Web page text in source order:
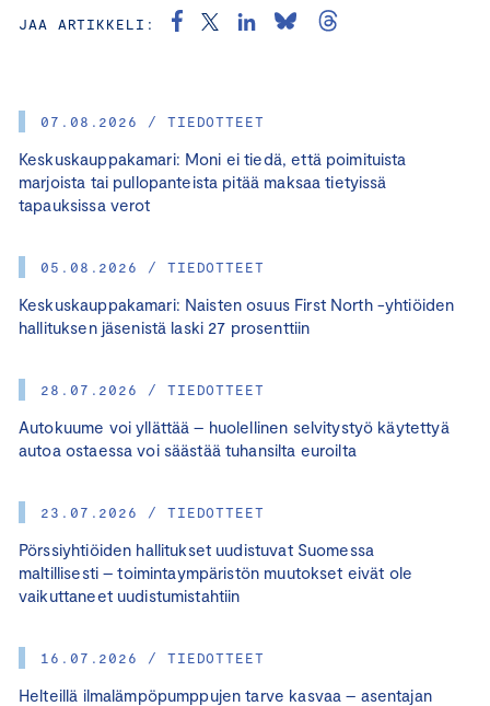
07.08.2026 / TIEDOTTEET
Keskuskauppakamari: Moni ei tiedä, että poimituista
marjoista tai pullopanteista pitää maksaa tietyissä
tapauksissa verot
05.08.2026 / TIEDOTTEET
Keskuskauppakamari: Naisten osuus First North -yhtiöiden
hallituksen jäsenistä laski 27 prosenttiin
28.07.2026 / TIEDOTTEET
Autokuume voi yllättää – huolellinen selvitystyö käytettyä
autoa ostaessa voi säästää tuhansilta euroilta
23.07.2026 / TIEDOTTEET
Pörssiyhtiöiden hallitukset uudistuvat Suomessa
maltillisesti – toimintaympäristön muutokset eivät ole
vaikuttaneet uudistumistahtiin
16.07.2026 / TIEDOTTEET
Helteillä ilmalämpöpumppujen tarve kasvaa – asentajan
JAA ARTIKKELI: